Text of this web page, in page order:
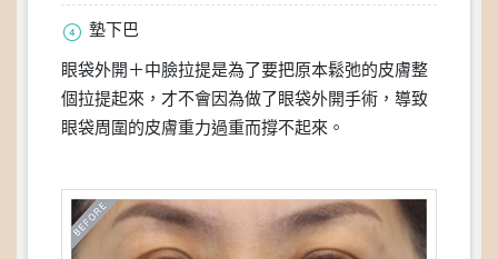
墊下巴
眼袋外開＋中臉拉提是為了要把原本鬆弛的皮膚整
個拉提起來，才不會因為做了眼袋外開手術，導致
眼袋周圍的皮膚重力過重而撐不起來。